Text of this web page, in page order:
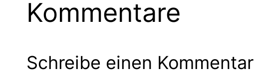
Kommentare
Schreibe einen Kommentar